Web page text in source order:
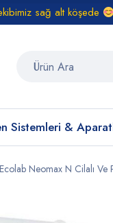
sağ alt köşede
Sistemleri &
Ecolab Neomax N Cilalı Ve